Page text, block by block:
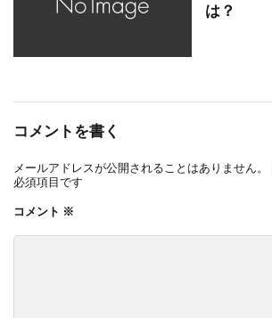
は？
コメントを書く
メールアドレスが公開されることはありません。
必須項目です
コメント ※